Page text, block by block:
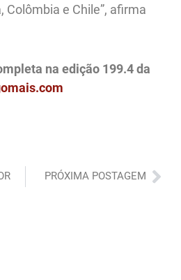
Colômbia e Chile”, afirma
na edição 199.4 da
PRÓXIMA POSTAGEM